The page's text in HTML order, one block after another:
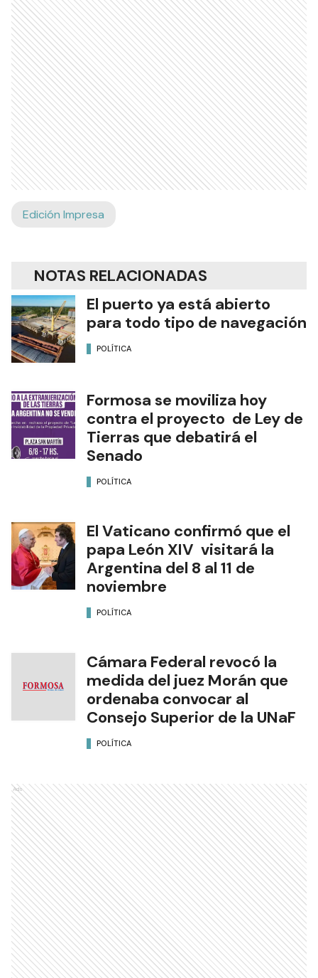
Edición Impresa
NOTAS RELACIONADAS
El puerto ya está abierto
para todo tipo de navegación
POLÍTICA
Formosa se moviliza hoy
contra el proyecto de Ley de
Tierras que debatirá el
Senado
POLÍTICA
El Vaticano confirmó que el
papa León XIV visitará la
Argentina del 8 al 11 de
noviembre
POLÍTICA
Cámara Federal revocó la
medida del juez Morán que
ordenaba convocar al
Consejo Superior de la UNaF
POLÍTICA
Ads